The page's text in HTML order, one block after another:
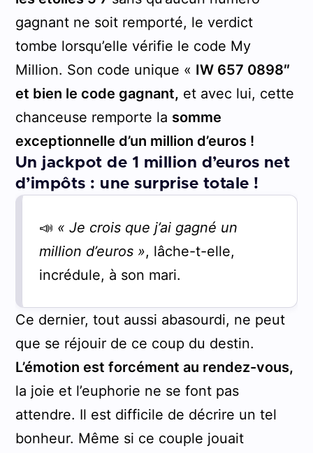
gagnant ne soit remporté, le verdict
tombe lorsqu’elle vérifie le code My
Million. Son code unique « IW 657 0898″
et bien le code gagnant, et avec lui, cette
chanceuse remporte la somme
exceptionnelle d’un million d’euros !
Un jackpot de 1 million d’euros net
d’impôts : une surprise totale !
📣 « Je crois que j’ai gagné un
million d’euros », lâche-t-elle,
incrédule, à son mari.
Ce dernier, tout aussi abasourdi, ne peut
que se réjouir de ce coup du destin.
L’émotion est forcément au rendez-vous,
la joie et l’euphorie ne se font pas
attendre. Il est difficile de décrire un tel
bonheur. Même si ce couple jouait